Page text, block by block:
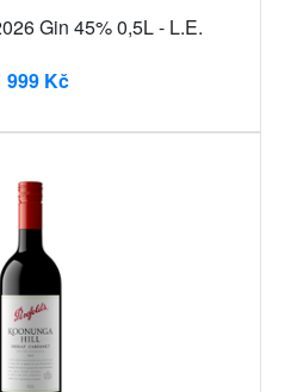
Gin 45% 0,5L - L.E.
999 Kč